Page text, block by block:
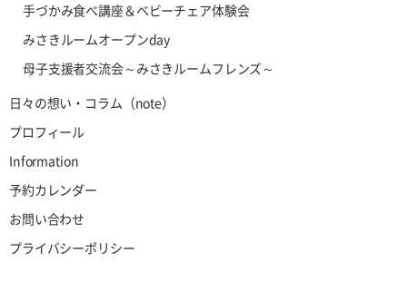
手づかみ食べ講座＆ベビーチェア体験会
みさきルームオープンday
母子支援者交流会～みさきルームフレンズ～
日々の想い・コラム（note）
プロフィール
Information
予約カレンダー
お問い合わせ
プライバシーポリシー